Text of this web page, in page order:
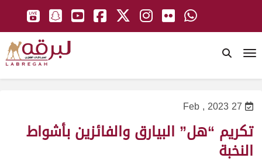
27 Feb , 2023
تكريم “هل” البيارق والفائزين بأشواط
النخبة